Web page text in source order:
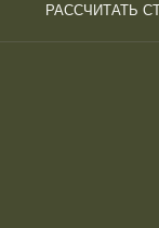
РАССЧИТАТЬ